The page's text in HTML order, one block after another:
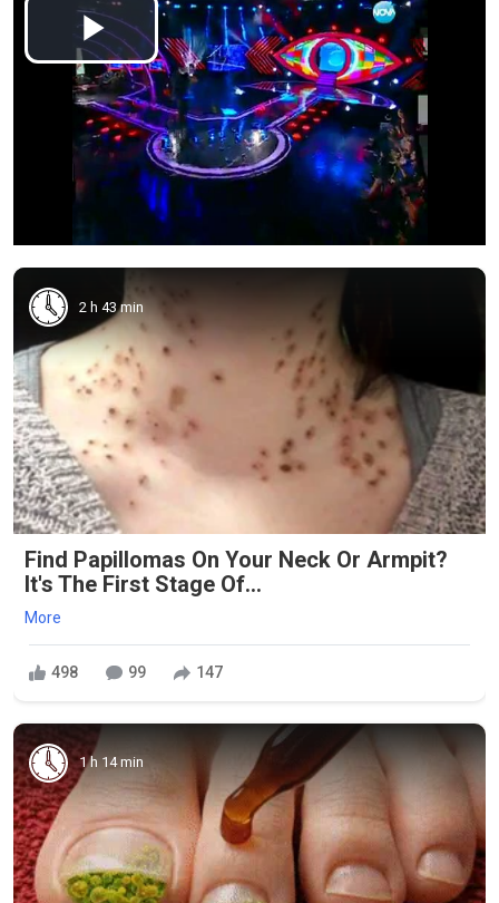
2 h 43 min
Find Papillomas On Your Neck Or Armpit?
It's The First Stage Of...
More
498 99 147
1 h 14 min